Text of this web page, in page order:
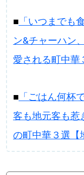
■「いつまでも
ン&チャーハン
愛される町中華
■「ごはん何杯
客も地元客も惹
の町中華３選【